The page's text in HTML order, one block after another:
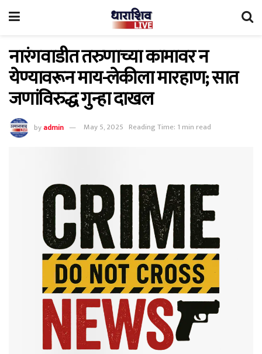
नारंगवाडीत तरुणाच्या कामावर न
येण्यावरून माय-लेकीला मारहाण; सात
जणांविरुद्ध गुन्हा दाखल
byadmin May 5, 2025 Reading Time: 1 min read